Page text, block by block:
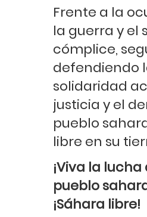
Frente a la
la guerra y el
cómplice,
defendiendo
solidaridad
justicia y el
pueblo
libre en su
¡Viva la lucha
pueblo
¡Sáhara libre!